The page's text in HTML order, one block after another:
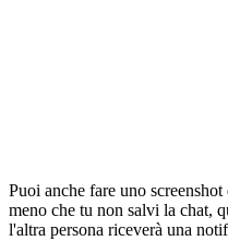
Puoi anche fare uno
meno che tu non salvi la chat,
l'altra persona riceverà una